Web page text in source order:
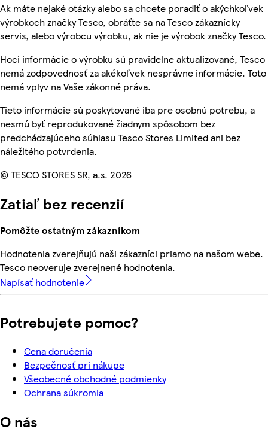
Ak máte nejaké otázky alebo sa chcete poradiť o akýchkoľvek
výrobkoch značky Tesco, obráťte sa na Tesco zákaznícky
servis, alebo výrobcu výrobku, ak nie je výrobok značky Tesco.
Hoci informácie o výrobku sú pravidelne aktualizované, Tesco
nemá zodpovednosť za akékoľvek nesprávne informácie. Toto
nemá vplyv na Vaše zákonné práva.
Tieto informácie sú poskytované iba pre osobnú potrebu, a
nesmú byť reprodukované žiadnym spôsobom bez
predchádzajúceho súhlasu Tesco Stores Limited ani bez
náležitého potvrdenia.
© TESCO STORES SR, a.s. 2026
Zatiaľ bez recenzií
Pomôžte ostatným zákazníkom
Hodnotenia zverejňujú naši zákazníci priamo na našom webe.
Tesco neoveruje zverejnené hodnotenia.
Napísať hodnotenie
Potrebujete pomoc?
Cena doručenia
Bezpečnosť pri nákupe
Všeobecné obchodné podmienky
Ochrana súkromia
O nás